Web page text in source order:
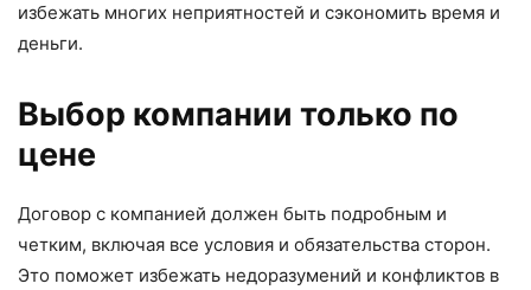
избежать многих неприятностей и сэкономить время и
деньги.
Выбор компании только по
цене
Договор с компанией должен быть подробным и
четким, включая все условия и обязательства сторон.
Это поможет избежать недоразумений и конфликтов в